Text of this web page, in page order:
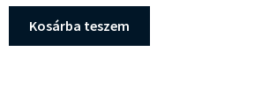
was:
17.490 Ft. 14.390 Ft.
Kosárba teszem